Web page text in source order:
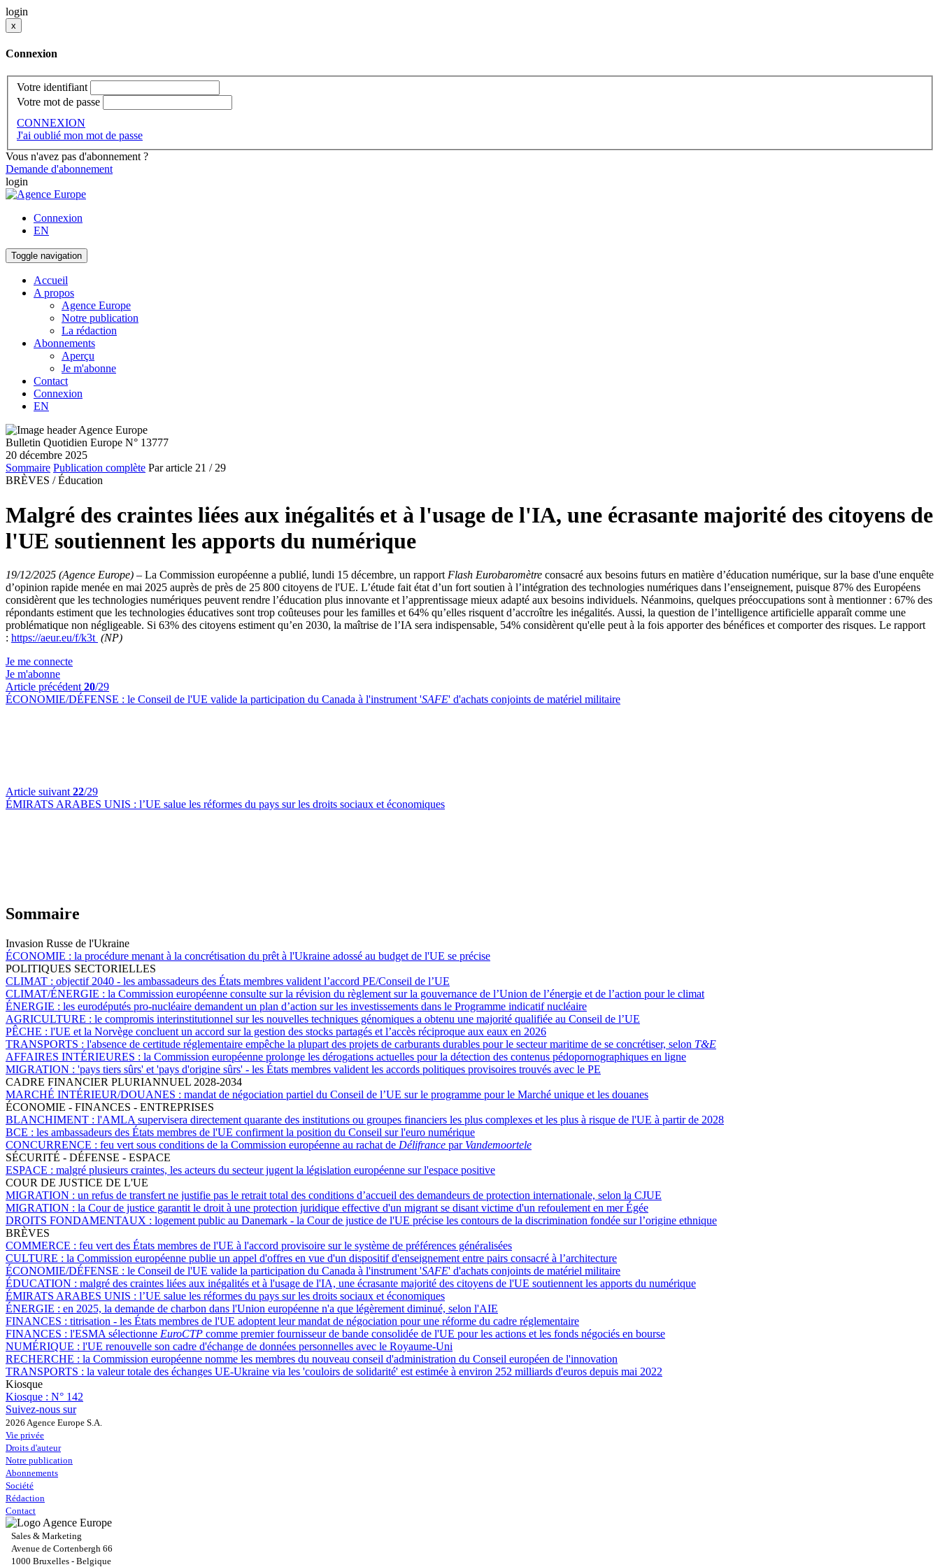
login
x
Connexion
Votre identifiant
Votre mot de passe
CONNEXION
J'ai oublié mon mot de passe
Vous n'avez pas d'abonnement ?
Demande d'abonnement
login
Connexion
EN
Toggle navigation
Accueil
A propos
Agence Europe
Notre publication
La rédaction
Abonnements
Aperçu
Je m'abonne
Contact
Connexion
EN
Bulletin Quotidien Europe N° 13777
20 décembre 2025
Sommaire Publication complète Par article 21 / 29
BRÈVES / Éducation
Malgré des craintes liées aux inégalités et à l'usage de l'IA, une écrasante majorité des citoyens de
l'UE soutiennent les apports du numérique
19/12/2025 (Agence Europe) – La Commission européenne a publié, lundi 15 décembre, un rapport Flash Eurobaromètre consacré aux besoins futurs en matière d’éducation numérique, sur la base d'une enquête
d’opinion rapide menée en mai 2025 auprès de près de 25 800 citoyens de l'UE. L’étude fait état d’un fort soutien à l’intégration des technologies numériques dans l’enseignement, puisque 87% des Européens
considèrent que les technologies numériques peuvent rendre l’éducation plus innovante et l’apprentissage mieux adapté aux besoins individuels. Néanmoins, quelques préoccupations sont à mentionner : 67% des
répondants estiment que les technologies éducatives sont trop coûteuses pour les familles et 64% qu’elles risquent d’accroître les inégalités. Aussi, la question de l’intelligence artificielle apparaît comme une
problématique non négligeable. Si 63% des citoyens estiment qu’en 2030, la maîtrise de l’IA sera indispensable, 54% considèrent qu'elle peut à la fois apporter des bénéfices et comporter des risques. Le rapport
: https://aeur.eu/f/k3t (NP)
Je me connecte
Je m'abonne
Article précédent 20/29
ÉCONOMIE/DÉFENSE : le Conseil de l'UE valide la participation du Canada à l'instrument 'SAFE' d'achats conjoints de matériel militaire
Article suivant 22/29
ÉMIRATS ARABES UNIS : l’UE salue les réformes du pays sur les droits sociaux et économiques
Sommaire
Invasion Russe de l'Ukraine
ÉCONOMIE : la procédure menant à la concrétisation du prêt à l'Ukraine adossé au budget de l'UE se précise
POLITIQUES SECTORIELLES
CLIMAT : objectif 2040 - les ambassadeurs des États membres valident l’accord PE/Conseil de l’UE
CLIMAT/ÉNERGIE : la Commission européenne consulte sur la révision du règlement sur la gouvernance de l’Union de l’énergie et de l’action pour le climat
ÉNERGIE : les eurodéputés pro-nucléaire demandent un plan d’action sur les investissements dans le Programme indicatif nucléaire
AGRICULTURE : le compromis interinstitutionnel sur les nouvelles techniques génomiques a obtenu une majorité qualifiée au Conseil de l’UE
PÊCHE : l'UE et la Norvège concluent un accord sur la gestion des stocks partagés et l’accès réciproque aux eaux en 2026
TRANSPORTS : l'absence de certitude réglementaire empêche la plupart des projets de carburants durables pour le secteur maritime de se concrétiser, selon T&E
AFFAIRES INTÉRIEURES : la Commission européenne prolonge les dérogations actuelles pour la détection des contenus pédopornographiques en ligne
MIGRATION : 'pays tiers sûrs' et 'pays d'origine sûrs' - les États membres valident les accords politiques provisoires trouvés avec le PE
CADRE FINANCIER PLURIANNUEL 2028-2034
MARCHÉ INTÉRIEUR/DOUANES : mandat de négociation partiel du Conseil de l’UE sur le programme pour le Marché unique et les douanes
ÉCONOMIE - FINANCES - ENTREPRISES
BLANCHIMENT : l'AMLA supervisera directement quarante des institutions ou groupes financiers les plus complexes et les plus à risque de l'UE à partir de 2028
BCE : les ambassadeurs des États membres de l'UE confirment la position du Conseil sur l'euro numérique
CONCURRENCE : feu vert sous conditions de la Commission européenne au rachat de Délifrance par Vandemoortele
SÉCURITÉ - DÉFENSE - ESPACE
ESPACE : malgré plusieurs craintes, les acteurs du secteur jugent la législation européenne sur l'espace positive
COUR DE JUSTICE DE L'UE
MIGRATION : un refus de transfert ne justifie pas le retrait total des conditions d’accueil des demandeurs de protection internationale, selon la CJUE
MIGRATION : la Cour de justice garantit le droit à une protection juridique effective d'un migrant se disant victime d'un refoulement en mer Égée
DROITS FONDAMENTAUX : logement public au Danemark - la Cour de justice de l'UE précise les contours de la discrimination fondée sur l’origine ethnique
BRÈVES
COMMERCE : feu vert des États membres de l'UE à l'accord provisoire sur le système de préférences généralisées
CULTURE : la Commission européenne publie un appel d'offres en vue d'un dispositif d'enseignement entre pairs consacré à l’architecture
ÉCONOMIE/DÉFENSE : le Conseil de l'UE valide la participation du Canada à l'instrument 'SAFE' d'achats conjoints de matériel militaire
ÉDUCATION : malgré des craintes liées aux inégalités et à l'usage de l'IA, une écrasante majorité des citoyens de l'UE soutiennent les apports du numérique
ÉMIRATS ARABES UNIS : l’UE salue les réformes du pays sur les droits sociaux et économiques
ÉNERGIE : en 2025, la demande de charbon dans l'Union européenne n'a que légèrement diminué, selon l'AIE
FINANCES : titrisation - les États membres de l'UE adoptent leur mandat de négociation pour une réforme du cadre réglementaire
FINANCES : l'ESMA sélectionne EuroCTP comme premier fournisseur de bande consolidée de l'UE pour les actions et les fonds négociés en bourse
NUMÉRIQUE : l'UE renouvelle son cadre d'échange de données personnelles avec le Royaume-Uni
RECHERCHE : la Commission européenne nomme les membres du nouveau conseil d'administration du Conseil européen de l'innovation
TRANSPORTS : la valeur totale des échanges UE-Ukraine via les 'couloirs de solidarité' est estimée à environ 252 milliards d'euros depuis mai 2022
Kiosque
Kiosque : N° 142
Suivez-nous sur
2026 Agence Europe S.A.
Vie privée
Droits d'auteur
Notre publication
Abonnements
Société
Rédaction
Contact
Sales & Marketing
Avenue de Cortenbergh 66
1000 Bruxelles - Belgique